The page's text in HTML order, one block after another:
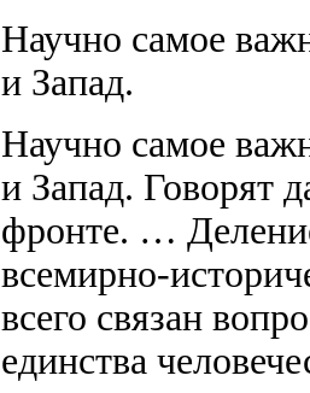
Научно самое
и Запад.
Научно самое
и Запад. Говорят
фронте. …
всемирно-
всего связан
единства